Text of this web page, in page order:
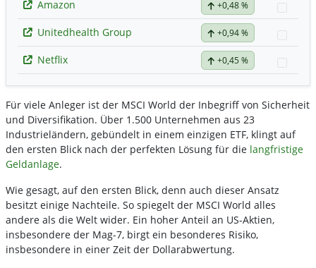
Amazon
+0,48 %
Unitedhealth Group
+0,94 %
Netflix
+0,45 %
Für viele Anleger ist der MSCI World der Inbegriff von Sicherheit
und Diversifikation. Über 1.500 Unternehmen aus 23
Industrieländern, gebündelt in einem einzigen ETF, klingt auf
den ersten Blick nach der perfekten Lösung für die langfristige
Geldanlage.
Wie gesagt, auf den ersten Blick, denn auch dieser Ansatz
besitzt einige Nachteile. So spiegelt der MSCI World alles
andere als die Welt wider. Ein hoher Anteil an US-Aktien,
insbesondere der Mag-7, birgt ein besonderes Risiko,
insbesondere in einer Zeit der Dollarabwertung.